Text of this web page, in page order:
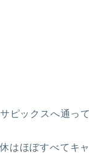
ピックスへ通って
はほぼすべてキャ